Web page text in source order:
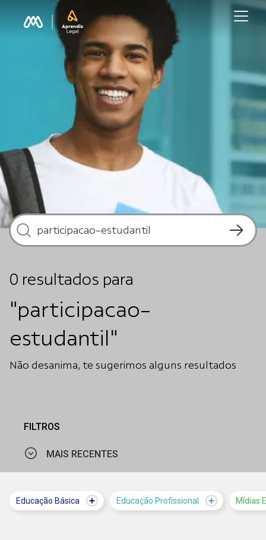
0 resultados para
"participacao-
estudantil"
Não desanima, te sugerimos alguns resultados
FILTROS
MAIS RECENTES
Educação Básica Educação Profissional Mídias